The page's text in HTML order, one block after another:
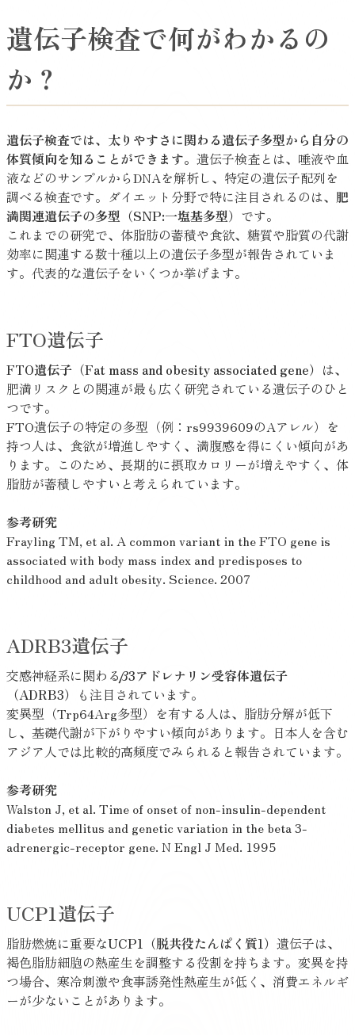
遺伝子検査で何がわかるの
か？
遺伝子検査では、太りやすさに関わる遺伝子多型から自分の
体質傾向を知ることができます。 遺伝子検査とは、唾液や血
液などのサンプルからDNAを解析し、特定の遺伝子配列を
調べる検査です。ダイエット分野で特に注目されるのは、 肥
満関連遺伝子の多型（SNP:一塩基多型） です。
これまでの研究で、体脂肪の蓄積や食欲、糖質や脂質の代謝
効率に関連する数十種以上の遺伝子多型が報告されていま
す。代表的な遺伝子をいくつか挙げます。
FTO遺伝子
FTO遺伝子（Fat mass and obesity associated gene） は、
肥満リスクとの関連が最も広く研究されている遺伝子のひと
つです。
FTO遺伝子の特定の多型（例：rs9939609のAアレル）を
持つ人は、食欲が増進しやすく、満腹感を得にくい傾向があ
ります。このため、長期的に摂取カロリーが増えやすく、体
脂肪が蓄積しやすいと考えられています。
参考研究
Frayling TM, et al. A common variant in the FTO gene is
associated with body mass index and predisposes to
childhood and adult obesity. Science. 2007
ADRB3遺伝子
交感神経系に関わるβ3アドレナリン受容体遺伝子
（ADRB3） も注目されています。
変異型（Trp64Arg多型）を有する人は、脂肪分解が低下
し、基礎代謝が下がりやすい傾向があります。日本人を含む
アジア人では比較的高頻度でみられると報告されています。
参考研究
Walston J, et al. Time of onset of non-insulin-dependent
diabetes mellitus and genetic variation in the beta 3-
adrenergic-receptor gene. N Engl J Med. 1995
UCP1遺伝子
脂肪燃焼に重要なUCP1（脱共役たんぱく質1） 遺伝子は、
褐色脂肪細胞の熱産生を調整する役割を持ちます。変異を持
つ場合、寒冷刺激や食事誘発性熱産生が低く、消費エネルギ
ーが少ないことがあります。